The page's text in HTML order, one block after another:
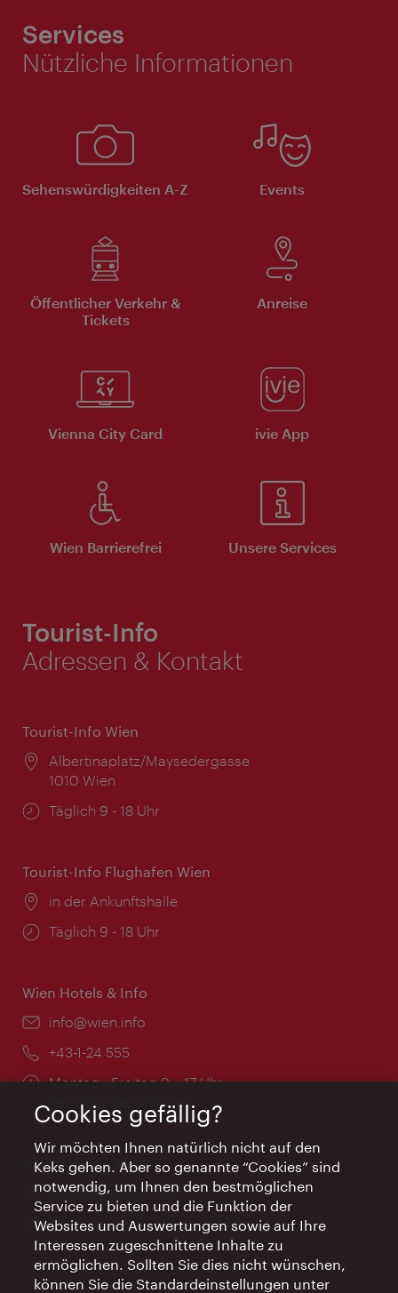
Services
Nützliche Informationen
Sehenswürdigkeiten A-Z Events
Öffentlicher Verkehr &
Tickets
Anreise
Vienna City Card ivie App
Wien Barrierefrei Unsere Services
Tourist-Info
Adressen & Kontakt
Tourist-Info Wien
Ort:
Albertinaplatz/Maysedergasse
1010 Wien
Öffnungszeiten:
Täglich 9 - 18 Uhr
Tourist-Info Flughafen Wien
Ort:
in der Ankunftshalle
Öffnungszeiten:
Täglich 9 - 18 Uhr
Wien Hotels & Info
Email:
info@wien.info
Telefon:
+43-1-24 555
Öffnungszeiten:
Montag - Freitag 9 – 17 Uhr
Feiertags geschlossen
AI Concierge Wien
Ort:
concierge.wien.info
Öffnungszeiten:
Informationen rund um die Uhr
Cookies gefällig?
Wir möchten Ihnen natürlich nicht auf den
Keks gehen. Aber so genannte “Cookies” sind
notwendig, um Ihnen den bestmöglichen
Service zu bieten und die Funktion der
Websites und Auswertungen sowie auf Ihre
Interessen zugeschnittene Inhalte zu
ermöglichen. Sollten Sie dies nicht wünschen,
können Sie die Standardeinstellungen unter